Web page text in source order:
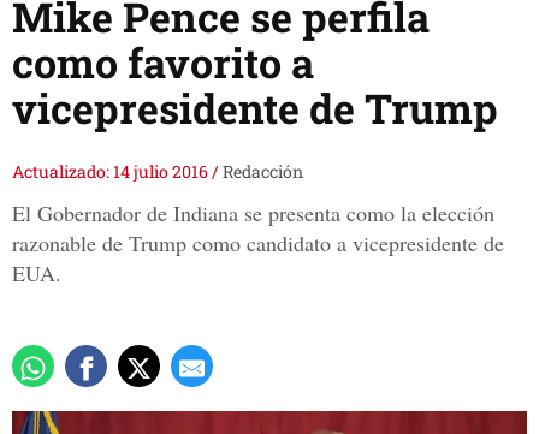
Mike Pence se perfila
como favorito a
vicepresidente de Trump
Actualizado: 14 julio 2016/Redacción
El Gobernador de Indiana se presenta como la elección
razonable de Trump como candidato a vicepresidente de
EUA.